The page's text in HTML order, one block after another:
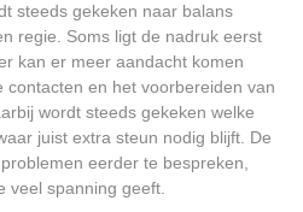
steeds gekeken naar balans
regie. Soms ligt de nadruk eerst
kan er meer aandacht komen
contacten en het voorbereiden van
wordt steeds gekeken welke
juist extra steun nodig blijft. De
eerder te bespreken,
veel spanning geeft.